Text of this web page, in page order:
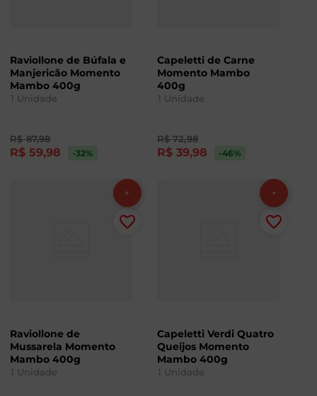
Raviollone de Búfala e
Manjericão Momento
Mambo 400g
1 Unidade
R$ 87,98
R$ 59,98 -32%
Capeletti de Carne
Momento Mambo
400g
1 Unidade
R$ 72,98
R$ 39,98 -46%
Raviollone de
Mussarela Momento
Mambo 400g
1 Unidade
Capeletti Verdi Quatro
Queijos Momento
Mambo 400g
1 Unidade